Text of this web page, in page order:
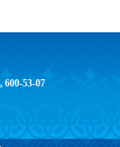
600-53-07